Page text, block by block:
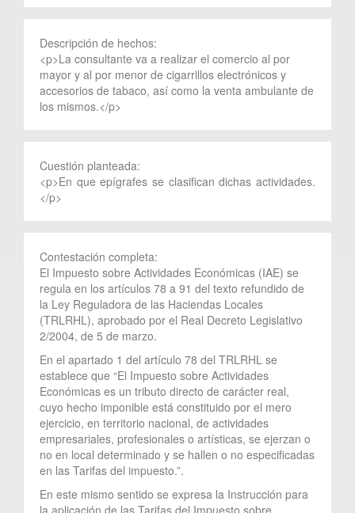
Descripción de hechos:
<p>La consultante va a realizar el comercio al por
mayor y al por menor de cigarrillos electrónicos y
accesorios de tabaco, así como la venta ambulante de
los mismos.</p>
Cuestión planteada:
<p>En que epígrafes se clasifican dichas actividades.
</p>
Contestación completa:
El Impuesto sobre Actividades Económicas (IAE) se
regula en los artículos 78 a 91 del texto refundido de
la Ley Reguladora de las Haciendas Locales
(TRLRHL), aprobado por el Real Decreto Legislativo
2/2004, de 5 de marzo.
En el apartado 1 del artículo 78 del TRLRHL se
establece que “El Impuesto sobre Actividades
Económicas es un tributo directo de carácter real,
cuyo hecho imponible está constituido por el mero
ejercicio, en territorio nacional, de actividades
empresariales, profesionales o artísticas, se ejerzan o
no en local determinado y se hallen o no especificadas
en las Tarifas del impuesto.”.
En este mismo sentido se expresa la Instrucción para
la aplicación de las Tarifas del Impuesto sobre